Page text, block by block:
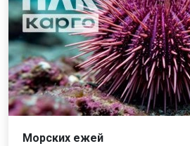
Морских ежей